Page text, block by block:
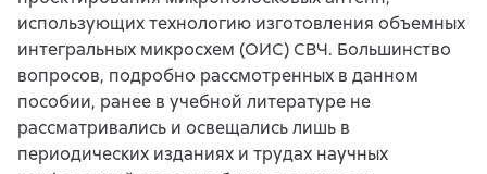
использующих технологию изготовления объемных
интегральных микросхем (ОИС) СВЧ. Большинство
вопросов, подробно рассмотренных в данном
пособии, ранее в учебной литературе не
рассматривались и освещались лишь в
периодических изданиях и трудах научных